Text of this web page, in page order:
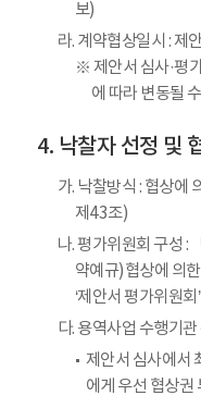
보)
라. 계약협상일시 : 제
※ 제안서 심사·평
에 따라 변동될
낙찰자 선정 및
가. 낙찰방식 : 협상에
제43조)
나. 평가위원회 구성 :
약예규)협상에 의
‘제안서 평가위원
다. 용역사업 수행기관
제안서 심사에서
에게 우선 협상권